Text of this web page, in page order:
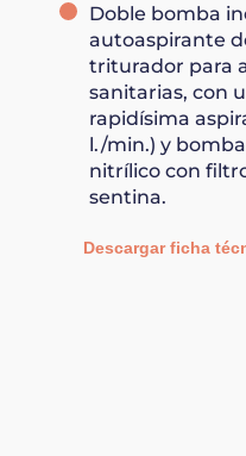
Doble bomba
autoaspirante
triturador para
sanitarias, con
rapidísima
l./min.) y
nitrílico con
sentina.
Descargar ficha